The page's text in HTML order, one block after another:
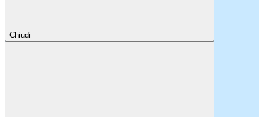
Chiudi